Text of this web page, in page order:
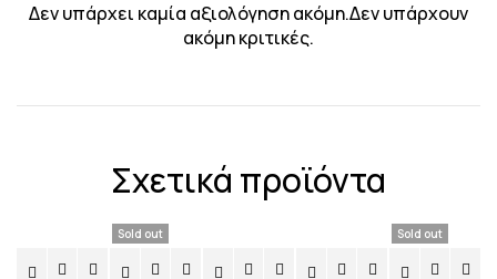
Δεν υπάρχει καμία αξιολόγηση ακόμη.Δεν υπάρχουν
ακόμη κριτικές.
Σχετικά προϊόντα
Sold out Sold out